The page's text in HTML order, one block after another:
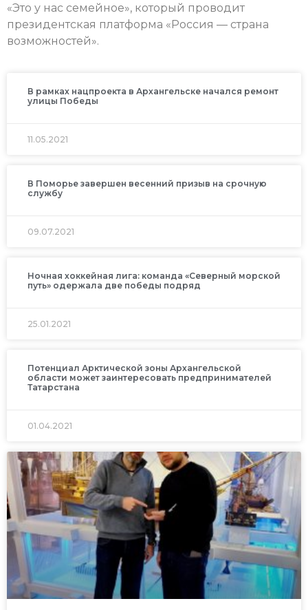
«Это у нас семейное», который проводит
президентская платформа «Россия — страна
возможностей».
В рамках нацпроекта в Архангельске начался ремонт
улицы Победы
11.05.2021
В Поморье завершен весенний призыв на срочную
службу
09.07.2021
Ночная хоккейная лига: команда «Северный морской
путь» одержала две победы подряд
25.01.2021
Потенциал Арктической зоны Архангельской
области может заинтересовать предпринимателей
Татарстана
01.04.2021